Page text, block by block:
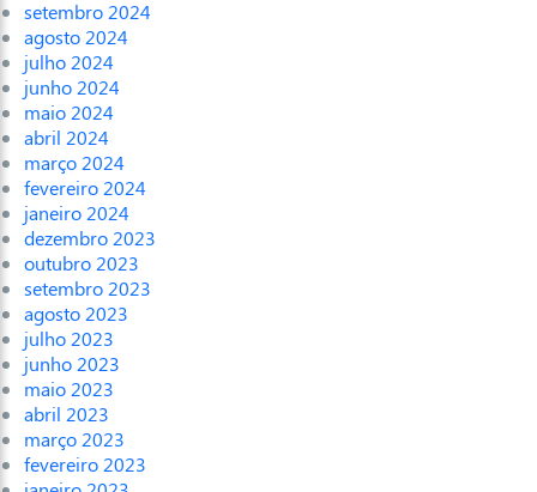
setembro 2024
agosto 2024
julho 2024
junho 2024
maio 2024
abril 2024
março 2024
fevereiro 2024
janeiro 2024
dezembro 2023
outubro 2023
setembro 2023
agosto 2023
julho 2023
junho 2023
maio 2023
abril 2023
março 2023
fevereiro 2023